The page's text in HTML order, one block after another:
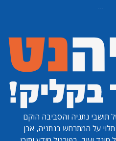
תושבי נתניה והסביבה הוקם
על המתרחש בנתניה, אבן